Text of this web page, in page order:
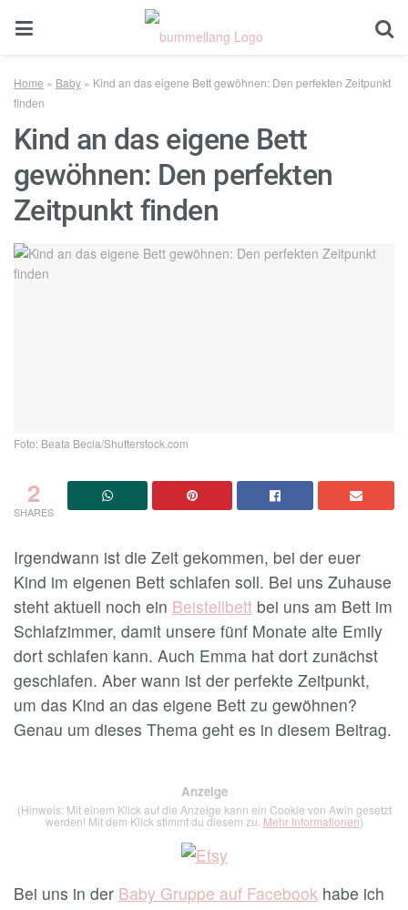
Home » Baby » Kind an das eigene Bett gewöhnen: Den perfekten Zeitpunkt
finden
Kind an das eigene Bett
gewöhnen: Den perfekten
Zeitpunkt finden
Foto: Beata Becla/Shutterstock.com
2
SHARES
Irgendwann ist die Zeit gekommen, bei der euer
Kind im eigenen Bett schlafen soll. Bei uns Zuhause
steht aktuell noch ein Beistellbett bei uns am Bett im
Schlafzimmer, damit unsere fünf Monate alte Emily
dort schlafen kann. Auch Emma hat dort zunächst
geschlafen. Aber wann ist der perfekte Zeitpunkt,
um das Kind an das eigene Bett zu gewöhnen?
Genau um dieses Thema geht es in diesem Beitrag.
Anzeige
(Hinweis: Mit einem Klick auf die Anzeige kann ein Cookie von Awin gesetzt
werden! Mit dem Klick stimmt du diesem zu. Mehr Informationen)
Bei uns in der Baby Gruppe auf Facebook habe ich